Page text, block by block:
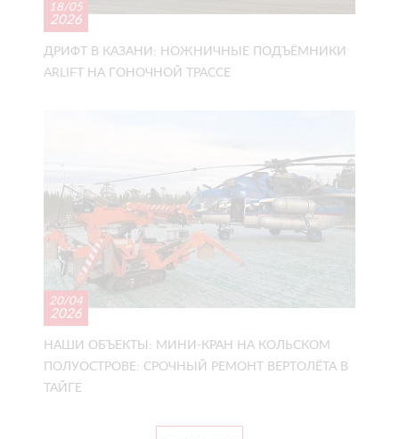
18/05
2026
ДРИФТ В КАЗАНИ: НОЖНИЧНЫЕ ПОДЪЁМНИКИ
ARLIFT НА ГОНОЧНОЙ ТРАССЕ
20/04
2026
НАШИ ОБЪЕКТЫ: МИНИ-КРАН НА КОЛЬСКОМ
ПОЛУОСТРОВЕ: СРОЧНЫЙ РЕМОНТ ВЕРТОЛЁТА В
ТАЙГЕ